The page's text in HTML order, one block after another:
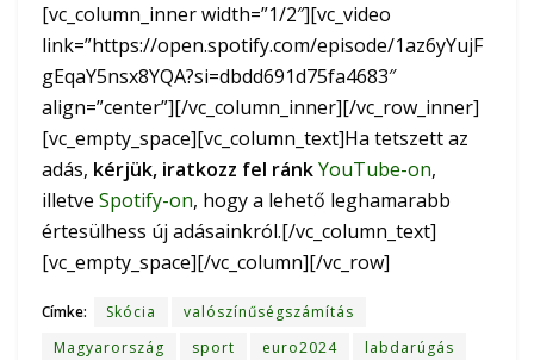
[vc_column_inner width=”1/2″][vc_video
link=”https://open.spotify.com/episode/1az6yYujF
gEqaY5nsx8YQA?si=dbdd691d75fa4683″
align=”center”][/vc_column_inner][/vc_row_inner]
[vc_empty_space][vc_column_text]Ha tetszett az
adás, kérjük, iratkozz fel ránkYouTube-on,
illetve Spotify-on, hogy a lehető leghamarabb
értesülhess új adásainkról.[/vc_column_text]
[vc_empty_space][/vc_column][/vc_row]
Címke: Skócia
valószínűségszámítás
Magyarország
sport euro2024
labdarúgás